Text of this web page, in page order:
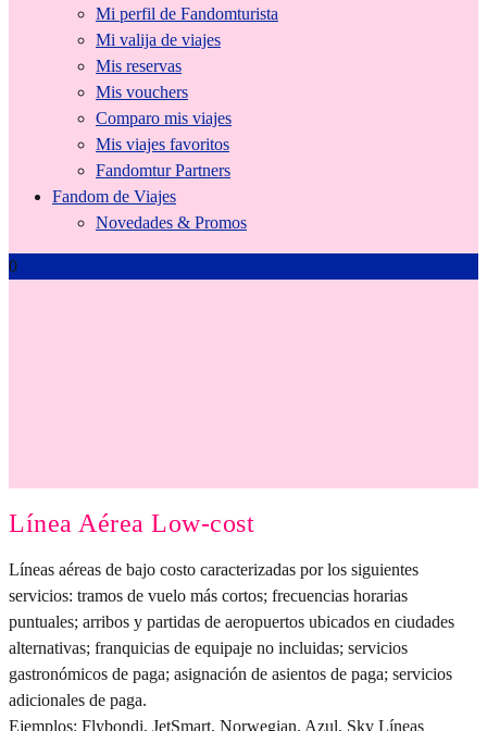
Mi perfil de Fandomturista
Mi valija de viajes
Mis reservas
Mis vouchers
Comparo mis viajes
Mis viajes favoritos
Fandomtur Partners
Fandom de Viajes
Novedades & Promos
0
Línea Aérea Low-cost
Líneas aéreas de bajo costo caracterizadas por los siguientes
servicios: tramos de vuelo más cortos; frecuencias horarias
puntuales; arribos y partidas de aeropuertos ubicados en ciudades
alternativas; franquicias de equipaje no incluidas; servicios
gastronómicos de paga; asignación de asientos de paga; servicios
adicionales de paga.
Ejemplos: Flybondi, JetSmart, Norwegian, Azul, Sky Líneas